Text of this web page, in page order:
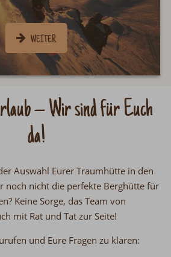
–Wir sind für Euch
da!
Auswahl Eurer Traumhütte in den
noch nicht die perfekte Berghütte für
Keine Sorge, das Team von
mit Rat und Tat zur Seite!
und Eure Fragen zu klären: